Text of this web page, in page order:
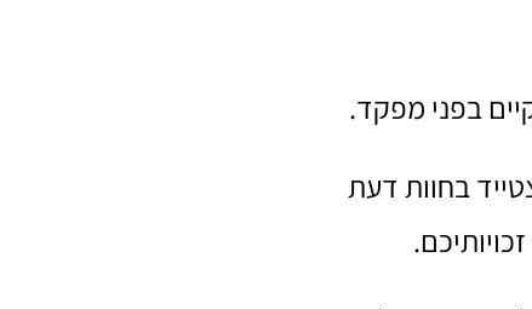
בפני מפקד.
בחוות דעת